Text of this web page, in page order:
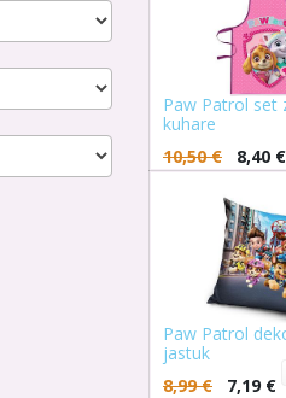
Paw Patrol set
kuhare
10,50€ 8,40 €
Paw Patrol
jastuk
8,99€ 7,19 €